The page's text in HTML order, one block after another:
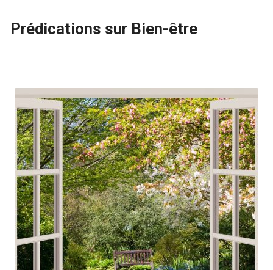
Prédications sur Bien-être